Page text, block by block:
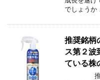
でしょう
推奨銘柄
ス第２波
ている株
推奨銘